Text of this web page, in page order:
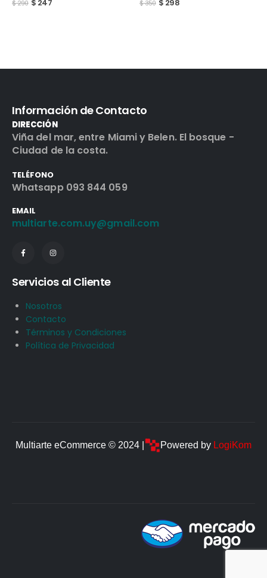
$350
Información de Contacto
DIRECCIÓN
Viña del mar, entre Miami y Belen. El bosque -
Ciudad de la costa.
TELÉFONO
Whatsapp 093 844 059
EMAIL
multiarte.com.uy@gmail.com
Servicios al Cliente
Nosotros
Contacto
Términos y Condiciones
Política de Privacidad
Multiarte eCommerce © 2024 | Powered by LogiKom